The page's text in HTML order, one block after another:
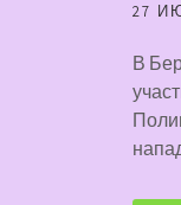
27
В